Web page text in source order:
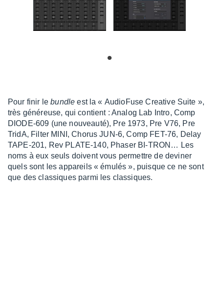
Pour finir lebundle est la « Audio­Fuse Crea­tive Suite »,
très géné­reuse, qui contient : Analog Lab Intro, Comp
DIODE-609 (une nouveauté), Pre 1973, Pre V76, Pre
TridA, Filter MINI, Chorus JUN-6, Comp FET-76, Delay
TAPE-201, Rev PLATE-140, Phaser BI-TRON… Les
noms à eux seuls doivent vous permettre de devi­ner
quels sont les appa­reils « émulés », puisque ce ne sont
que des clas­siques parmi les clas­siques.